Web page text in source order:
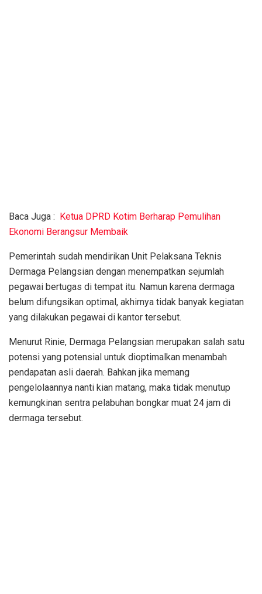
Baca Juga : Ketua DPRD Kotim Berharap Pemulihan
Ekonomi Berangsur Membaik
Pemerintah sudah mendirikan Unit Pelaksana Teknis
Dermaga Pelangsian dengan menempatkan sejumlah
pegawai bertugas di tempat itu. Namun karena dermaga
belum difungsikan optimal, akhirnya tidak banyak kegiatan
yang dilakukan pegawai di kantor tersebut.
Menurut Rinie, Dermaga Pelangsian merupakan salah satu
potensi yang potensial untuk dioptimalkan menambah
pendapatan asli daerah. Bahkan jika memang
pengelolaannya nanti kian matang, maka tidak menutup
kemungkinan sentra pelabuhan bongkar muat 24 jam di
dermaga tersebut.